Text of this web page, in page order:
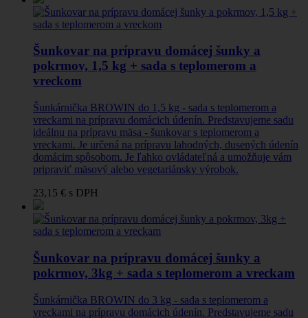
Šunkovar na prípravu domácej šunky a
pokrmov, 1,5 kg + sada s teplomerom a
vreckom
Šunkárnička BROWIN do 1,5 kg - sada s teplomerom a
vreckami na prípravu domácich údenín. Predstavujeme sadu
ideálnu na prípravu mäsa - šunkovar s teplomerom a
vreckami. Je určená na prípravu lahodných, dusených údenín
domácim spôsobom. Je ľahko ovládateľná a umožňuje vám
pripraviť mäsový alebo vegetariánsky výrobok.
23,15 € s DPH
Šunkovar na prípravu domácej šunky a
pokrmov, 3kg + sada s teplomerom a vreckam
Šunkárnička BROWIN do 3 kg - sada s teplomerom a
vreckami na prípravu domácich údenín. Predstavujeme sadu